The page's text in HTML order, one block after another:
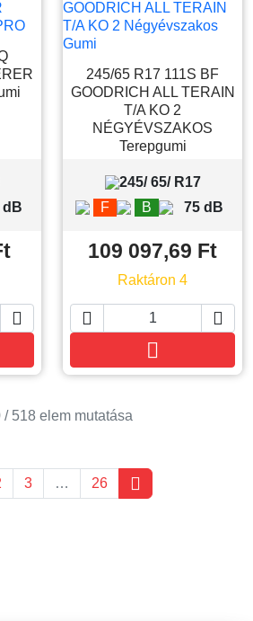
dB

245/65 R17 111S BF
GOODRICH ALL TERAIN
T/A KO 2
NÉGYÉVSZAKOS
Terepgumi
245/ 65/ R17
F
B 75 dB
109 097,69 Ft
Raktáron 4
 

/ 518 elem mutatása
3 … 26 